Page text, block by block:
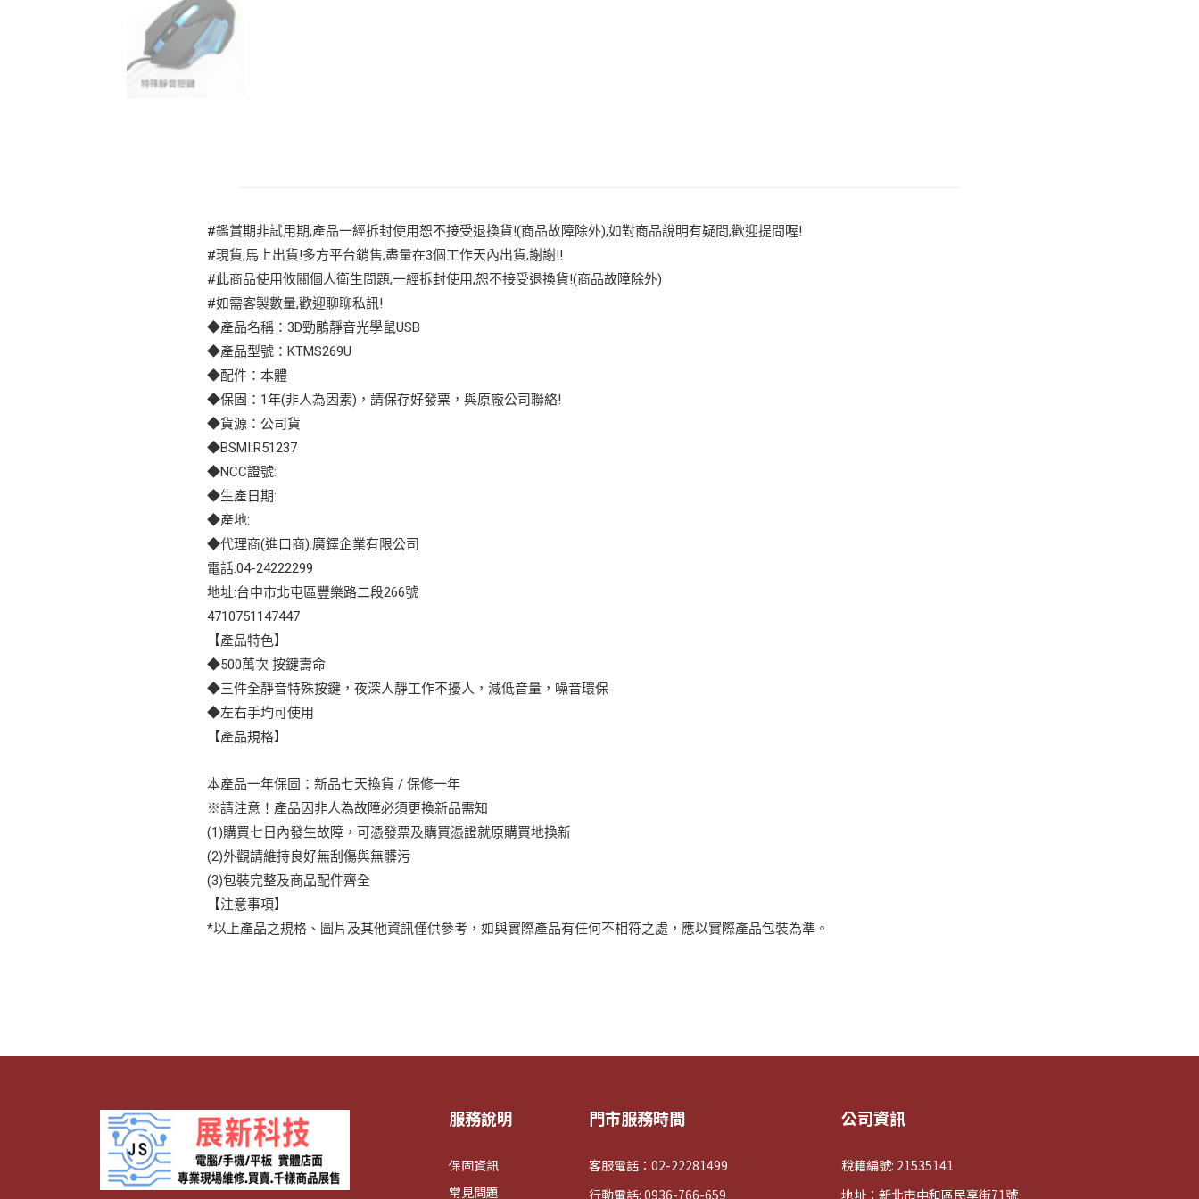
#鑑賞期非試用期,產品一經拆封使用恕不接受退換貨!(商品故障除外),如對商品說明有疑問,歡迎提問喔!
#現貨,馬上出貨!多方平台銷售,盡量在3個工作天內出貨,謝謝!!
#此商品使用攸關個人衛生問題,一經拆封使用,恕不接受退換貨!(商品故障除外)
#如需客製數量,歡迎聊聊私訊!
◆產品名稱：3D勁鵰靜音光學鼠USB
◆產品型號：KTMS269U
◆配件：本體
◆保固：1年(非人為因素)，請保存好發票，與原廠公司聯絡!
◆貨源：公司貨
◆BSMI:R51237
◆NCC證號:
◆生產日期:
◆產地:
◆代理商(進口商):廣鐸企業有限公司
電話:04-24222299
地址:台中市北屯區豐樂路二段266號
4710751147447
【產品特色】
◆500萬次 按鍵壽命
◆三件全靜音特殊按鍵，夜深人靜工作不擾人，減低音量，噪音環保
◆左右手均可使用
【產品規格】
本產品一年保固：新品七天換貨 / 保修一年
※請注意！產品因非人為故障必須更換新品需知
(1)購買七日內發生故障，可憑發票及購買憑證就原購買地換新
(2)外觀請維持良好無刮傷與無髒污
(3)包裝完整及商品配件齊全
【注意事項】
*以上產品之規格、圖片及其他資訊僅供參考，如與實際產品有任何不相符之處，應以實際產品包裝為準。
服務說明
保固資訊
常見問題
門市服務時間
客服電話：02-22281499
行動電話: 0936-766-659
公司資訊
稅籍編號: 21535141
地址：新北市中和區民享街71號